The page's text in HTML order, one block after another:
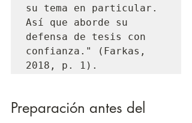
su tema en particular.
Así que aborde su
defensa de tesis con
confianza." (Farkas,
2018, p. 1).
Preparación antes del